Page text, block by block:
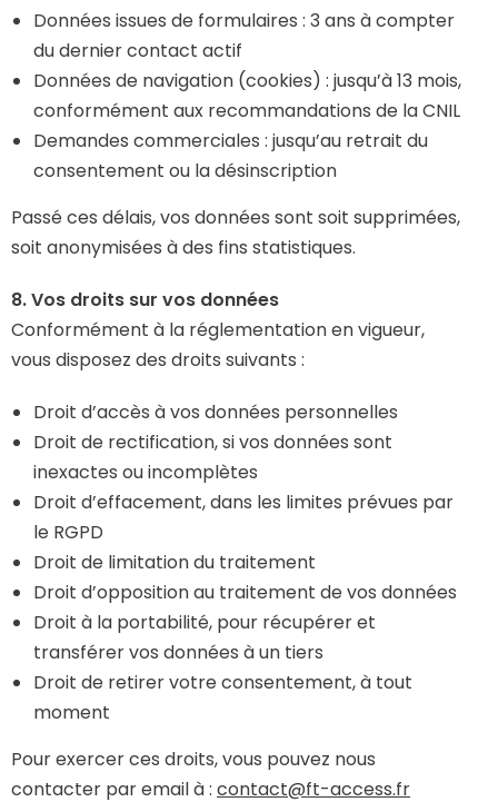
Données issues de formulaires : 3 ans à compter
du dernier contact actif
Données de navigation (cookies) : jusqu’à 13 mois,
conformément aux recommandations de la CNIL
Demandes commerciales : jusqu’au retrait du
consentement ou la désinscription
Passé ces délais, vos données sont soit supprimées,
soit anonymisées à des fins statistiques.
8. Vos droits sur vos données
Conformément à la réglementation en vigueur,
vous disposez des droits suivants :
Droit d’accès à vos données personnelles
Droit de rectification, si vos données sont
inexactes ou incomplètes
Droit d’effacement, dans les limites prévues par
le RGPD
Droit de limitation du traitement
Droit d’opposition au traitement de vos données
Droit à la portabilité, pour récupérer et
transférer vos données à un tiers
Droit de retirer votre consentement, à tout
moment
Pour exercer ces droits, vous pouvez nous
contacter par email à : contact@ft-access.fr